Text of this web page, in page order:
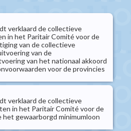
verklaard de collectieve
in het Paritair Comité voor de
van de collectieve
van de
van het nationaal akkoord
voor de provincies
verklaard de collectieve
in het Paritair Comité voor de
gewaarborgd minimumloon